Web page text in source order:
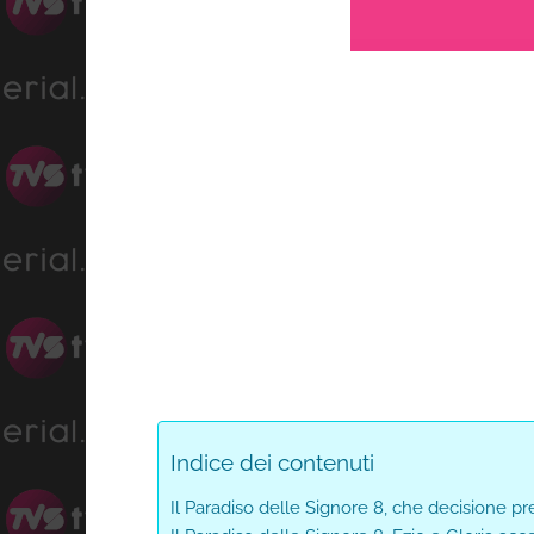
0%
Indice dei contenuti
Il Paradiso delle Signore 8, che decisione